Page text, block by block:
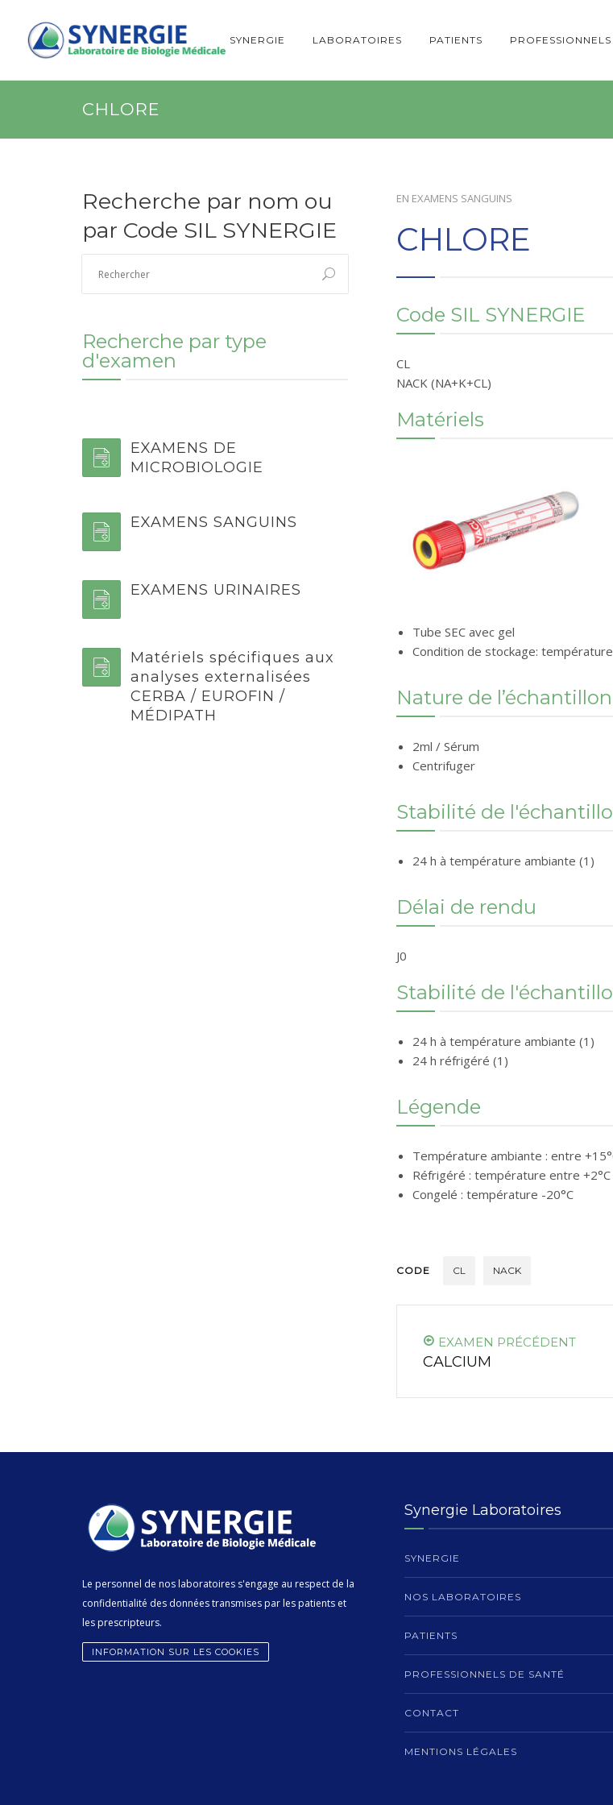
SYNERGIE LABORATOIRES PATIENTS
CHLORE
EN EXAMENS SANGUINS
CHLORE
Code SIL SYNERGIE
CL
NACK (NA+K+CL)
Matériels
Tube SEC avec gel
Condition de stockage:
Nature de l’échantillon
2ml / Sérum
Centrifuger
Stabilité de
24 h à température ambiante (1)
Délai de rendu
J0
Stabilité de
24 h à température ambiante (1)
24 h réfrigéré (1)
Légende
Température ambiante : entre
Réfrigéré : température entre +2°C
Congelé : température -20°C
CODE CL NACK
EXAMEN PRÉCÉDENT
CALCIUM
Recherche par nom ou
par Code SIL SYNERGIE
Recherche par type
d'examen
EXAMENS DE
MICROBIOLOGIE
EXAMENS SANGUINS
EXAMENS URINAIRES
Matériels spécifiques aux
analyses externalisées
CERBA / EUROFIN /
MÉDIPATH
Le personnel de nos laboratoires s'engage au respect de la
confidentialité des données transmises par les patients et
les prescripteurs.
INFORMATION SUR LES COOKIES
Synergie Laboratoires
SYNERGIE
NOS LABORATOIRES
PATIENTS
PROFESSIONNELS DE SANTÉ
CONTACT
MENTIONS LÉGALES